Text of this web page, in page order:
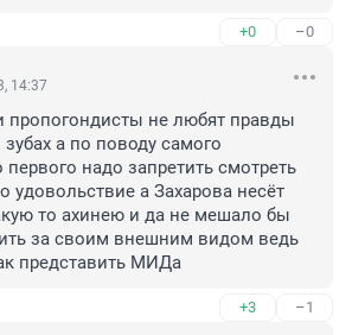
+0 –0
14:37
пропогондисты не любят правды
а по поводу самого
надо запретить смотреть
удовольствие а Захарова несёт
то ахинею и да не мешало бы
за своим внешним видом ведь
представить МИДа
+3 –1